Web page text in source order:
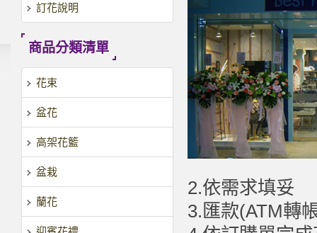
訂花說明
商品分類清單
花束
盆花
高架花籃
盆栽
蘭花
2.依需求填妥
3.匯款(ATM轉